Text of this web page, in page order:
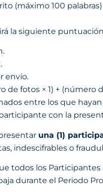
(máximo 100
la siguiente
envío.
fotos × 1) + (número
entre los que
con la
una (1)
indescifrables o
todos los
durante el Periodo